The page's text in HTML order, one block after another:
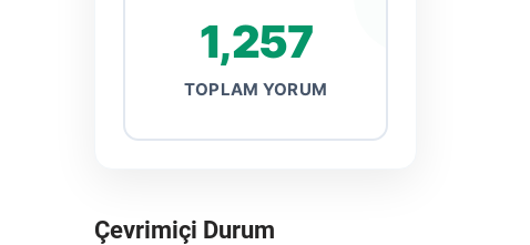
1,257
TOPLAM YORUM
Çevrimiçi Durum